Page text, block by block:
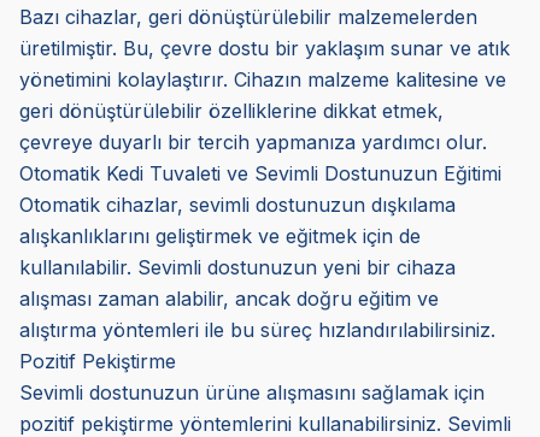
Bazı cihazlar, geri dönüştürülebilir malzemelerden
üretilmiştir. Bu, çevre dostu bir yaklaşım sunar ve atık
yönetimini kolaylaştırır. Cihazın malzeme kalitesine ve
geri dönüştürülebilir özelliklerine dikkat etmek,
çevreye duyarlı bir tercih yapmanıza yardımcı olur.
Otomatik Kedi Tuvaleti ve Sevimli Dostunuzun Eğitimi
Otomatik cihazlar, sevimli dostunuzun dışkılama
alışkanlıklarını geliştirmek ve eğitmek için de
kullanılabilir. Sevimli dostunuzun yeni bir cihaza
alışması zaman alabilir, ancak doğru eğitim ve
alıştırma yöntemleri ile bu süreç hızlandırılabilirsiniz.
Pozitif Pekiştirme
Sevimli dostunuzun ürüne alışmasını sağlamak için
pozitif pekiştirme yöntemlerini kullanabilirsiniz. Sevimli